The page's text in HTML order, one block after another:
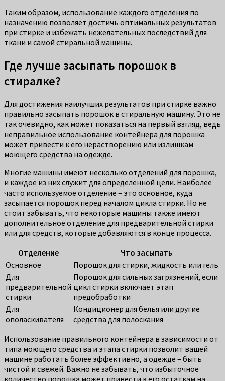
Таким образом, использование каждого отделения по
назначению позволяет достичь оптимальных результатов
при стирке и избежать нежелательных последствий для
ткани и самой стиральной машины.
Где лучше засыпать порошок в
стиралке?
Для достижения наилучших результатов при стирке важно
правильно засыпать порошок в стиральную машину. Это не
так очевидно, как может показаться на первый взгляд, ведь
неправильное использование контейнера для порошка
может привести к его нерастворению или излишкам
моющего средства на одежде.
Многие машины имеют несколько отделений для порошка,
и каждое из них служит для определенной цели. Наиболее
часто используемое отделение – это основное, куда
засыпается порошок перед началом цикла стирки. Но не
стоит забывать, что некоторые машины также имеют
дополнительное отделение для предварительной стирки
или для средств, которые добавляются в конце процесса.
Отделение
Что засыпать
Основное
Порошок для стирки, жидкость или гель
Для
предварительной
стирки
Порошок для сильных загрязнений, если
цикл стирки включает этап
предобработки
Для
ополаскивателя
Кондиционер для белья или другие
средства для полоскания
Использование правильного контейнера в зависимости от
типа моющего средства и этапа стирки позволит вашей
машине работать более эффективно, а одежде – быть
чистой и свежей. Важно не забывать, что избыточное